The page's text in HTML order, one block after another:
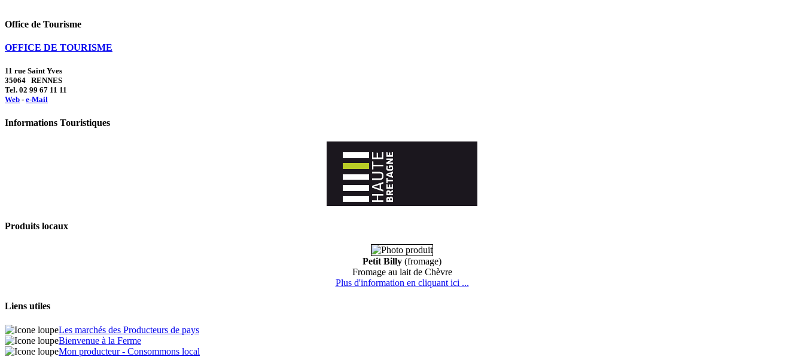
Office de Tourisme
OFFICE DE TOURISME
11 rue Saint Yves
35064 RENNES
Tel. 02 99 67 11 11
Web - e-Mail
Informations Touristiques
Produits locaux
Petit Billy (fromage)
Fromage au lait de Chèvre
Plus d'information en cliquant ici ...
Liens utiles
Les marchés des Producteurs de pays
Bienvenue à la Ferme
Mon producteur - Consommons local